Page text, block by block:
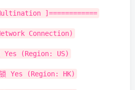
]============
Connection)
Yes (Region: US)
Yes (Region: HK)